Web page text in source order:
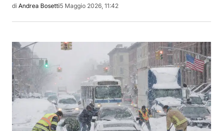
di Andrea Bosetti5 Maggio 2026, 11:42